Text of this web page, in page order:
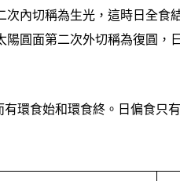
次內切稱為生光，這時日全食
陽圓面第二次外切稱為復圓，
環食始和環食終。日偏食只